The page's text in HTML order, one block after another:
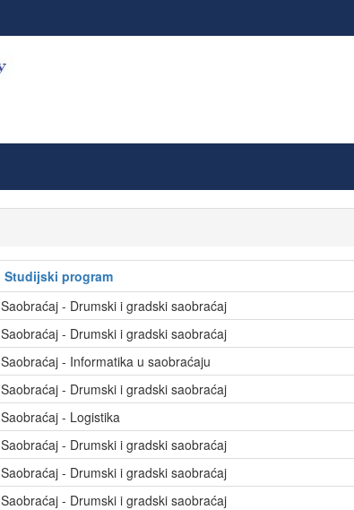
Studijski program
Saobraćaj - Drumski i gradski saobraćaj
Saobraćaj - Drumski i gradski saobraćaj
Saobraćaj - Informatika u saobraćaju
Saobraćaj - Drumski i gradski saobraćaj
Saobraćaj - Logistika
Saobraćaj - Drumski i gradski saobraćaj
Saobraćaj - Drumski i gradski saobraćaj
Saobraćaj - Drumski i gradski saobraćaj